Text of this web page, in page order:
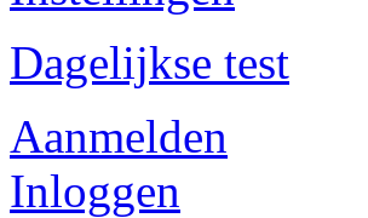
Dagelijkse test
Aanmelden
Inloggen